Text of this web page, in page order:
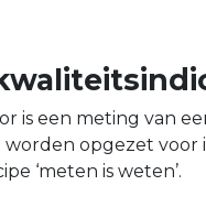
is een meting van
worden opgezet
‘meten is weten’.